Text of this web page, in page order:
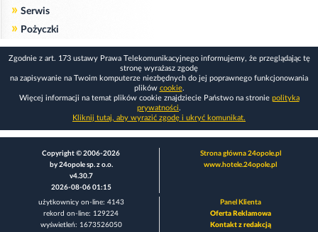
» Serwis
» Pożyczki
Zgodnie z art. 173 ustawy Prawa Telekomunikacyjnego informujemy, że przeglądając tę
stronę wyrażasz zgodę
na zapisywanie na Twoim komputerze niezbędnych do jej poprawnego funkcjonowania
plików cookie.
Więcej informacji na temat plików cookie znajdziecie Państwo na stronie polityka
prywatności.
Kliknij tutaj, aby wyrazić zgodę i ukryć komunikat.
Copyright © 2006-2026
by 24opole sp. z o.o.
v4.30.7
2026-08-06 01:15
Strona główna 24opole.pl
www.hotele.24opole.pl
użytkownicy on-line: 4143
rekord on-line: 129224
wyświetleń: 1673526050
Panel Klienta
Oferta Reklamowa
Kontakt z redakcją